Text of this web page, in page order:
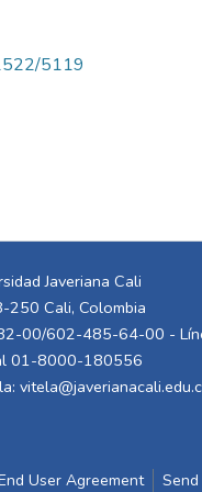
5119
Javeriana Cali
Cali, Colombia
00/602-485-64-00 -
01-8000-180556
User Agreement